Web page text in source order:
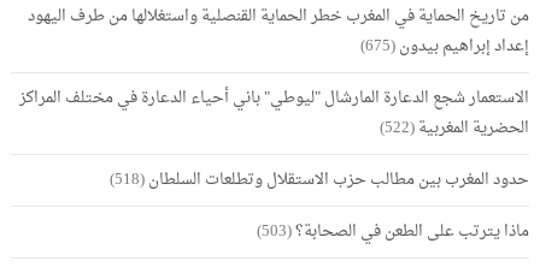
من تاريخ الحماية في المغرب خطر الحماية القنصلية واستغلالها من طرف اليهود
إعداد إبراهيم بيدون(675)
الاستعمار شجع الدعارة المارشال "ليوطي" باني أحياء الدعارة في مختلف المراكز
الحضرية المغربية(522)
حدود المغرب بين مطالب حزب الاستقلال وتطلعات السلطان(518)
ماذا يترتب على الطعن في الصحابة؟(503)